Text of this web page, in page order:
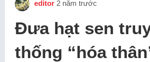
editor 2 năm trước
Đưa hạt sen
thống “hóa